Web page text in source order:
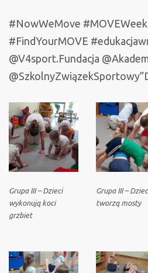
#NowWeMove
#FindYourMOVE
@V4sport.Fundacja
@SzkolnyZwiązekSportowy”
Grupa III – Dzieci
wykonują koci
grzbiet
Grupa III –
tworzą mosty